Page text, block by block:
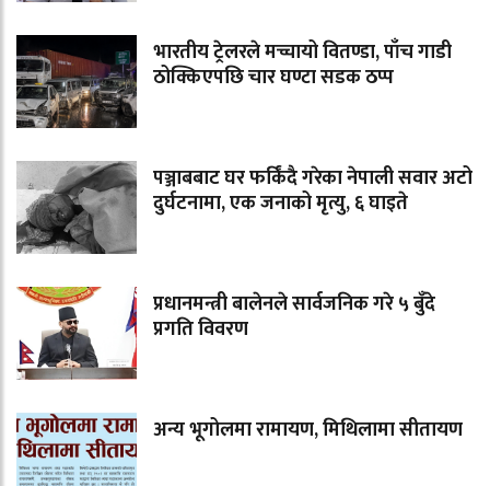
भारतीय ट्रेलरले मच्चायो वितण्डा, पाँच गाडी
ठोक्किएपछि चार घण्टा सडक ठप्प
पञ्जाबबाट घर फर्किंदै गरेका नेपाली सवार अटो
दुर्घटनामा, एक जनाको मृत्यु, ६ घाइते
प्रधानमन्त्री बालेनले सार्वजनिक गरे ५ बुँदे
प्रगति विवरण
अन्य भूगोलमा रामायण, मिथिलामा सीतायण